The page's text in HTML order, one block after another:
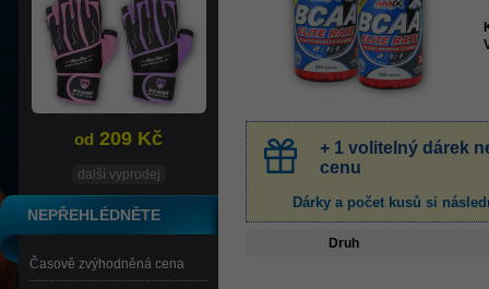
+ 1 volitelný dárek
cenu
Dárky a počet kusů si
Druh
od 209 Kč
další vyprodej
NEPŘEHLÉDNĚTE
Časově zvýhodněná cena